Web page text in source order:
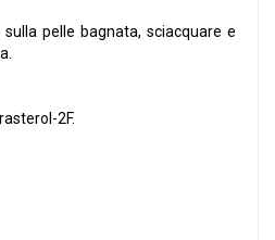
pelle bagnata, sciacquare e
2F.